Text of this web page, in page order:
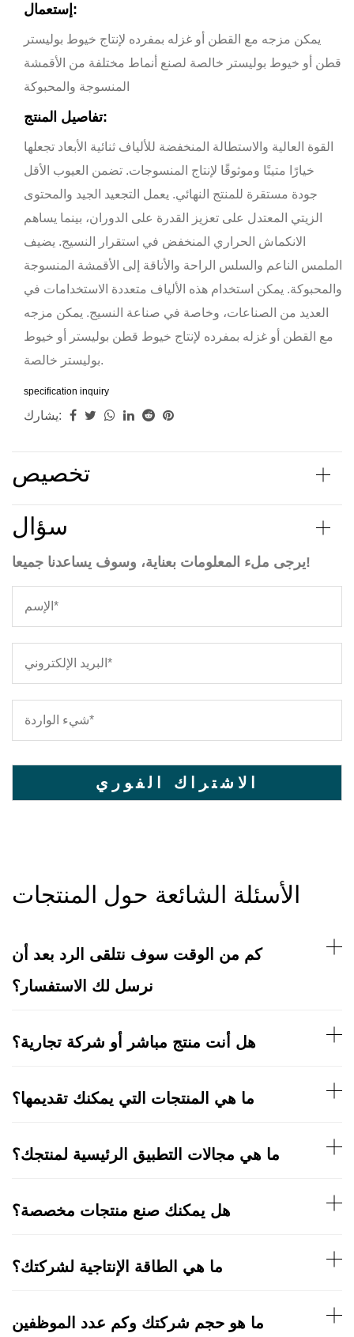
إستعمال:
يمكن مزجه مع القطن أو غزله بمفرده لإنتاج خيوط بوليستر
قطن أو خيوط بوليستر خالصة لصنع أنماط مختلفة من الأقمشة
المنسوجة والمحبوكة
تفاصيل المنتج:
القوة العالية والاستطالة المنخفضة للألياف ثنائية الأبعاد تجعلها
خيارًا متينًا وموثوقًا لإنتاج المنسوجات. تضمن العيوب الأقل
جودة مستقرة للمنتج النهائي. يعمل التجعيد الجيد والمحتوى
الزيتي المعتدل على تعزيز القدرة على الدوران، بينما يساهم
الانكماش الحراري المنخفض في استقرار النسيج. يضيف
الملمس الناعم والسلس الراحة والأناقة إلى الأقمشة المنسوجة
والمحبوكة. يمكن استخدام هذه الألياف متعددة الاستخدامات في
العديد من الصناعات، وخاصة في صناعة النسيج. يمكن مزجه
مع القطن أو غزله بمفرده لإنتاج خيوط قطن بوليستر أو خيوط
بوليستر خالصة.
specification inquiry
يشارك:
تخصيص
سؤال
يرجى ملء المعلومات بعناية، وسوف يساعدنا جميعا!
الأسئلة الشائعة حول المنتجات
كم من الوقت سوف نتلقى الرد بعد أن
نرسل لك الاستفسار؟
هل أنت منتج مباشر أو شركة تجارية؟
ما هي المنتجات التي يمكنك تقديمها؟
ما هي مجالات التطبيق الرئيسية لمنتجك؟
هل يمكنك صنع منتجات مخصصة؟
ما هي الطاقة الإنتاجية لشركتك؟
ما هو حجم شركتك وكم عدد الموظفين